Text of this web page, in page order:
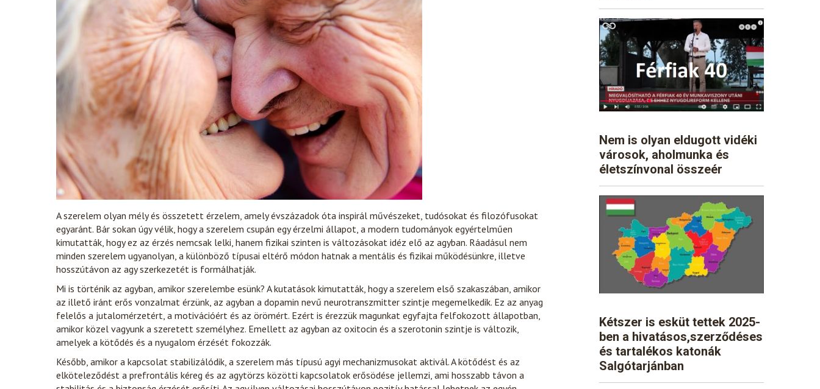
A szerelem olyan mély és összetett érzelem, amely évszázadok óta inspirál művészeket, tudósokat és filozófusokat
egyaránt. Bár sokan úgy vélik, hogy a szerelem csupán egy érzelmi állapot, a modern tudományok egyértelműen
kimutatták, hogy ez az érzés nemcsak lelki, hanem fizikai szinten is változásokat idéz elő az agyban. Ráadásul nem
minden szerelem ugyanolyan, a különböző típusai eltérő módon hatnak a mentális és fizikai működésünkre, illetve
hosszútávon az agy szerkezetét is formálhatják.
Mi is történik az agyban, amikor szerelembe esünk? A kutatások kimutatták, hogy a szerelem első szakaszában, amikor
az illető iránt erős vonzalmat érzünk, az agyban a dopamin nevű neurotranszmitter szintje megemelkedik. Ez az anyag
felelős a jutalomérzetért, a motivációért és az örömért. Ezért is érezzük magunkat egyfajta felfokozott állapotban,
amikor közel vagyunk a szeretett személyhez. Emellett az agyban az oxitocin és a szerotonin szintje is változik,
amelyek a kötődés és a nyugalom érzését fokozzák.
Később, amikor a kapcsolat stabilizálódik, a szerelem más típusú agyi mechanizmusokat aktivál. A kötődést és az
elköteleződést a prefrontális kéreg és az agytörzs közötti kapcsolatok erősödése jellemzi, ami hosszabb távon a
Nem is olyan eldugott vidéki
városok, aholmunka és
életszínvonal összeér
Kétszer is esküt tettek 2025-
ben a hivatásos,szerződéses
és tartalékos katonák
Salgótarjánban